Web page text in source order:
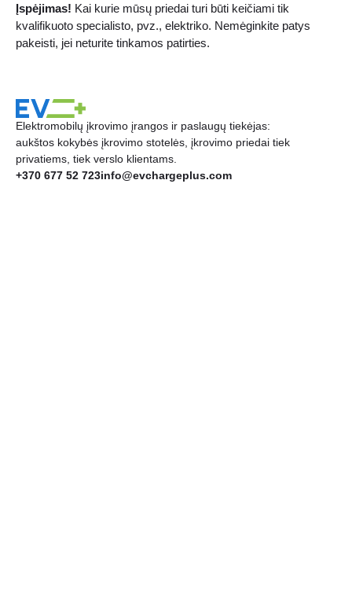
Įspėjimas! Kai kurie mūsų priedai turi būti keičiami tik
kvalifikuoto specialisto, pvz., elektriko. Nemėginkite patys
pakeisti, jei neturite tinkamos patirties.
Elektromobilų įkrovimo įrangos ir paslaugų tiekėjas:
aukštos kokybės įkrovimo stotelės, įkrovimo priedai tiek
privatiems, tiek verslo klientams.
+370 677 52 723info@evchargeplus.com